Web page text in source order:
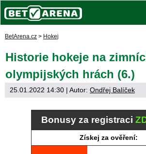
BetArena.cz > Hokej
Historie hokeje na
olympijských hrách (6.)
25.01.2022 14:30 | Autor: Ondřej Balíček
Bonusy za registraci
Získej za ověření: